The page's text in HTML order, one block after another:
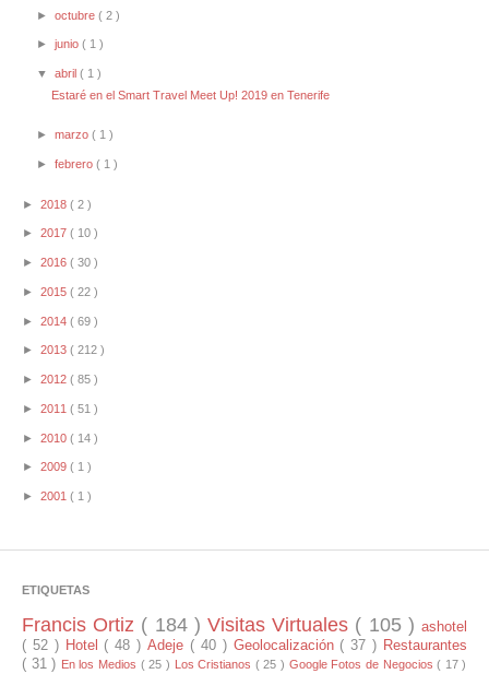
►octubre( 2 )
►junio( 1 )
▼abril( 1 )
Estaré en el Smart Travel Meet Up! 2019 en Tenerife
►marzo( 1 )
►febrero( 1 )
► 2018 ( 2 )
► 2017 ( 10 )
► 2016 ( 30 )
► 2015 ( 22 )
► 2014 ( 69 )
► 2013 ( 212 )
► 2012 ( 85 )
► 2011 ( 51 )
► 2010 ( 14 )
► 2009 ( 1 )
► 2001 ( 1 )
ETIQUETAS
Francis Ortiz ( 184 )Visitas Virtuales ( 105 )ashotel
( 52 ) Hotel ( 48 )Adeje ( 40 ) Geolocalización ( 37 ) Restaurantes
( 31 ) En los Medios ( 25 ) Los Cristianos ( 25 ) Google Fotos de Negocios( 17 )